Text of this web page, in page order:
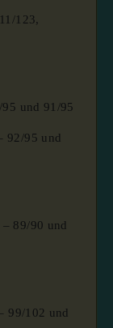
123,
und 91/95
92/95 und
89/90 und
99/102 und